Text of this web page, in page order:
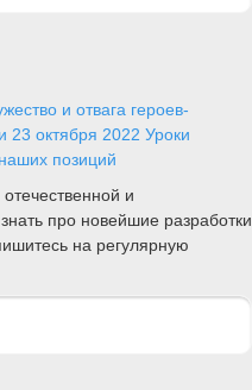
и отвага героев-
23 октября 2022 Уроки
позиций
и
про новейшие разработки
на регулярную